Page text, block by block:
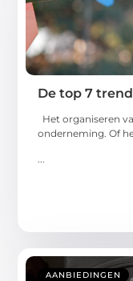
De top 7
Het organiseren
onderneming. Of
AANBIEDINGEN